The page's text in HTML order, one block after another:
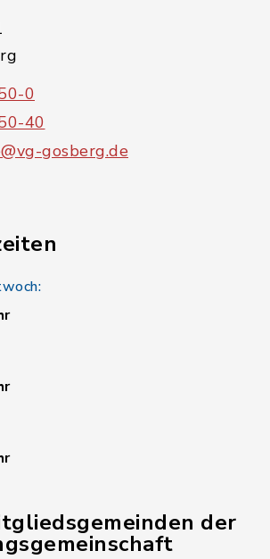
0
40
gosberg.de
der